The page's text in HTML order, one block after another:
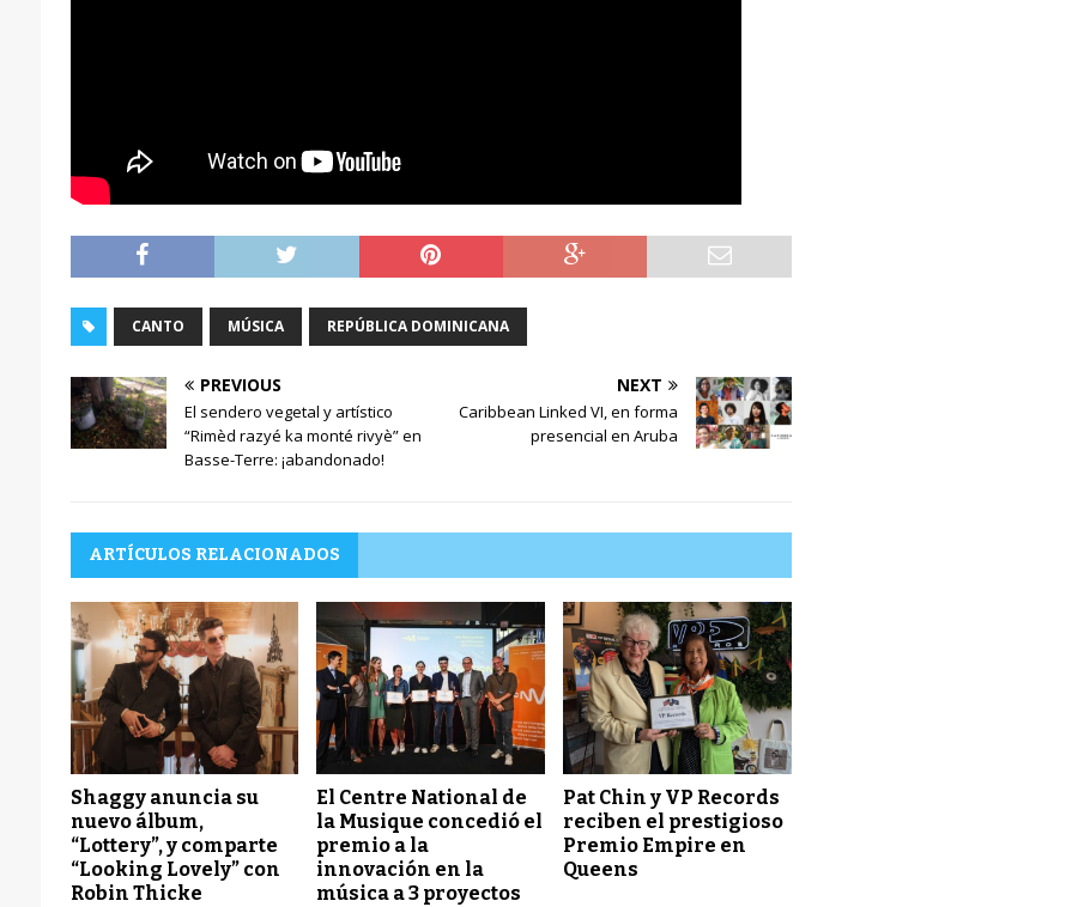
CANTO MÚSICA REPÚBLICA DOMINICANA
PREVIOUS
El sendero vegetal y artístico
“Rimèd razyé ka monté rivyè” en
Basse-Terre: ¡abandonado!
NEXT
Caribbean Linked VI, en forma
presencial en Aruba
ARTÍCULOS RELACIONADOS
Shaggy anuncia su
nuevo álbum,
“Lottery”, y comparte
“Looking Lovely” con
Robin Thicke
El Centre National de
la Musique concedió el
premio a la
innovación en la
música a 3 proyectos
Pat Chin y VP Records
reciben el prestigioso
Premio Empire en
Queens